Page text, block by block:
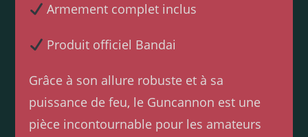
Armement complet inclus
Produit officiel Bandai
Grâce à son allure robuste et à sa
puissance de feu, le Guncannon est une
pièce incontournable pour les amateurs